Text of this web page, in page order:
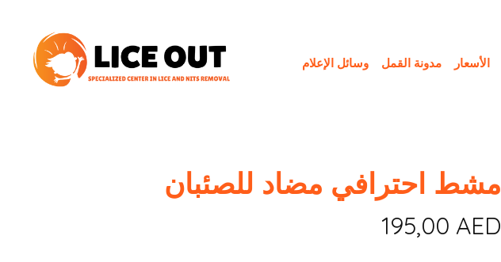
الأسعار مدونة القمل وسائل الإعلام
مشط احترافي مضاد للصئبان
195,00 AED